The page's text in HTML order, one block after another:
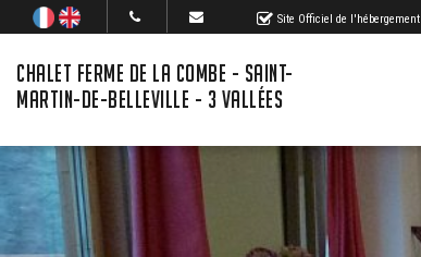
Site Officiel de l'hébergement
CHALET FERME DE LA COMBE - SAINT-
MARTIN-DE-BELLEVILLE - 3 VALLÉES